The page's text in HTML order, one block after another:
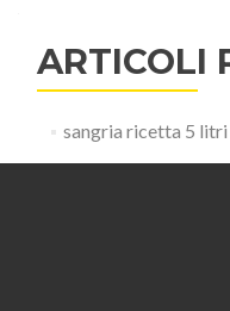
ARTICOLI
sangria ricetta 5 litri